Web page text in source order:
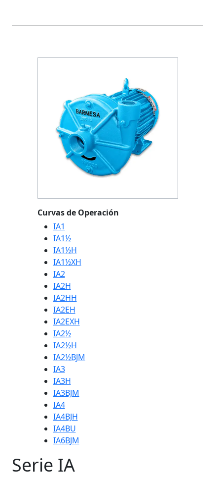
Previous
Curvas de Operación
IA1
IA1½
IA1½H
IA1½XH
IA2
IA2H
IA2HH
IA2EH
IA2EXH
IA2½
IA2½H
IA2½BJM
IA3
IA3H
IA3BJM
IA4
IA4BJH
IA4BU
IA6BJM
Serie IA